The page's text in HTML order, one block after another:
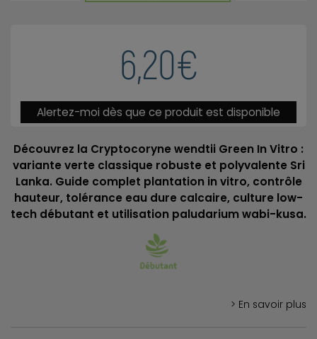
6,20€
Alertez-moi dès que ce produit est disponible
Découvrez la Cryptocoryne wendtii Green In Vitro :
variante verte classique robuste et polyvalente Sri
Lanka. Guide complet plantation in vitro, contrôle
hauteur, tolérance eau dure calcaire, culture low-
tech débutant et utilisation paludarium wabi-kusa.
> En savoir plus